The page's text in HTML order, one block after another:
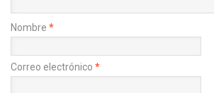
Nombre *
Correo electrónico *